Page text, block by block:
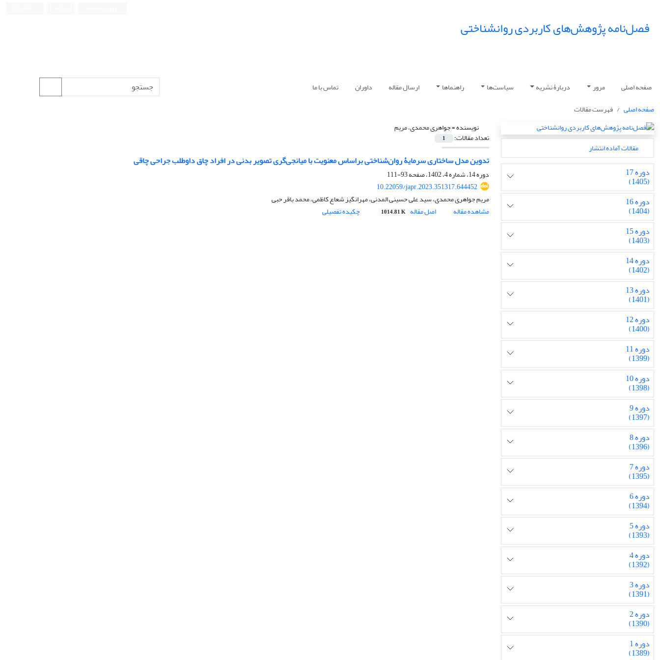
فصل‌نامه پژوهش‌های کاربردی روانشناختی
صفحه اصلی مرور دربارۀ نشریه سیاست‌ها راهنماها ارسال مقاله داوران
تماس با ما
صفحه اصلی
فهرست مقالات
مقالات آماده انتشار
دوره 17
(1405)
دوره 16
(1404)
دوره 15
(1403)
دوره 14
(1402)
دوره 13
(1401)
دوره 12
(1400)
دوره 11
(1399)
دوره 10
(1398)
دوره 9
(1397)
دوره 8
(1396)
دوره 7
(1395)
دوره 6
(1394)
دوره 5
(1393)
دوره 4
(1392)
دوره 3
(1391)
دوره 2
(1390)
دوره 1
(1389)
نویسنده =جواهری محمدی، مریم
تعداد مقالات: 1
تدوین مدل ساختاری سرمایۀ روان‌شناختی براساس معنویت با میانجی‌گری تصویر بدنی در افراد چاق داوطلب جراحی چاقی
دوره 14، شماره 4، 1402، صفحه
93-111
10.22059/japr.2023.351317.644452
مریم جواهری محمدی، سید علی حسینی المدنی، مهرانگیز شعاع کاظمی، محمد باقر حبی
مشاهده مقاله
اصل مقاله 1014.81 K چکیده تفصیلی